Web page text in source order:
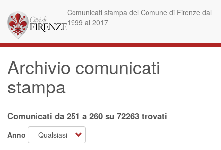
contenuto
principale
Comunicati stampa del Comune di Firenze dal
1999 al 2017
Archivio comunicati
stampa
Comunicati da 251 a 260 su 72263 trovati
Anno